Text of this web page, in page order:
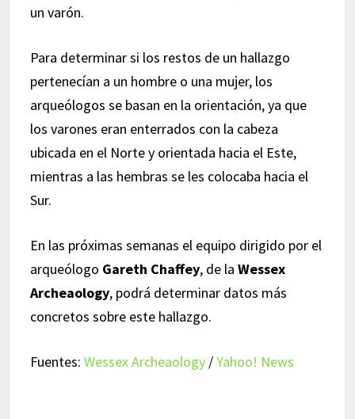
un varón.
Para determinar si los restos de un hallazgo
pertenecían a un hombre o una mujer, los
arqueólogos se basan en la orientación, ya que
los varones eran enterrados con la cabeza
ubicada en el Norte y orientada hacia el Este,
mientras a las hembras se les colocaba hacia el
Sur.
En las próximas semanas el equipo dirigido por el
arqueólogo Gareth Chaffey, de la Wessex
Archeaology, podrá determinar datos más
concretos sobre este hallazgo.
Fuentes: Wessex Archeaology/Yahoo! News